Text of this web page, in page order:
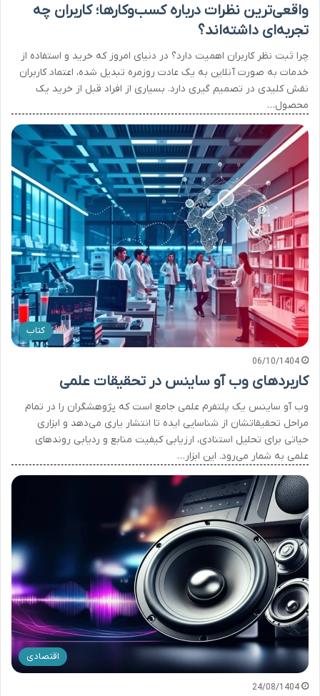
واقعی‌ترین نظرات درباره کسب‌وکارها؛ کاربران چه
تجربه‌ای داشته‌اند؟
چرا ثبت نظر کاربران اهمیت دارد؟ در دنیای امروز که خرید و استفاده از
خدمات به صورت آنلاین به یک عادت روزمره تبدیل شده، اعتماد کاربران
نقش کلیدی در تصمیم گیری دارد. بسیاری از افراد قبل از خرید یک
محصول…
کتاب
06/10/1404
کاربردهای وب آو ساینس در تحقیقات علمی
وب آو ساینس یک پلتفرم علمی جامع است که پژوهشگران را در تمام
مراحل تحقیقاتشان از شناسایی ایده تا انتشار یاری می‌دهد و ابزاری
حیاتی برای تحلیل استنادی، ارزیابی کیفیت منابع و ردیابی روندهای
علمی به شمار می‌رود. این ابزار…
اقتصادی
24/08/1404